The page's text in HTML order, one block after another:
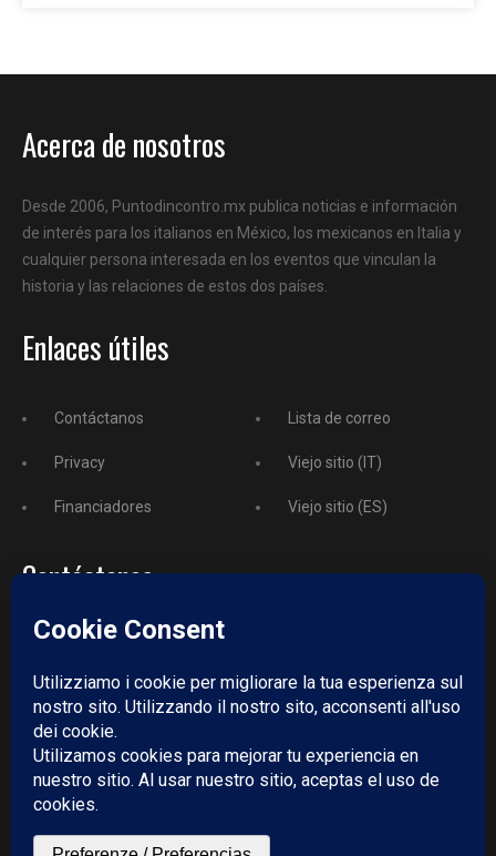
Acerca de nosotros
Desde 2006, Puntodincontro.mx publica noticias e información
de interés para los italianos en México, los mexicanos en Italia y
cualquier persona interesada en los eventos que vinculan la
historia y las relaciones de estos dos países.
Enlaces útiles
Contáctanos
Privacy
Financiadores
Lista de correo
Viejo sitio (IT)
Viejo sitio (ES)
Contáctanos
Teléfono+52 729 243 3743
Email:
redazione@puntodincontro.mx
PUNTODINCONTRO